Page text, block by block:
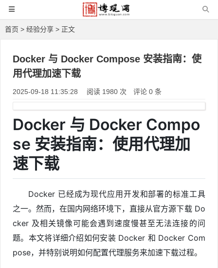
首页 > 经验分享 > 正文
Docker 与 Docker Compose 安装指南：使
用代理加速下载
2025-09-18 11:35:28 阅读 1980 次 评论 0 条
Docker 与 Docker Compo
se 安装指南：使用代理加
速下载
Docker 已经成为现代应用开发和部署的标准工具
之一。然而，在国内网络环境下，直接从官方源下载 Do
cker 及相关镜像可能会遇到速度慢甚至无法连接的问
题。本文将详细介绍如何安装 Docker 和 Docker Com
pose，并特别说明如何配置代理服务来加速下载过程。